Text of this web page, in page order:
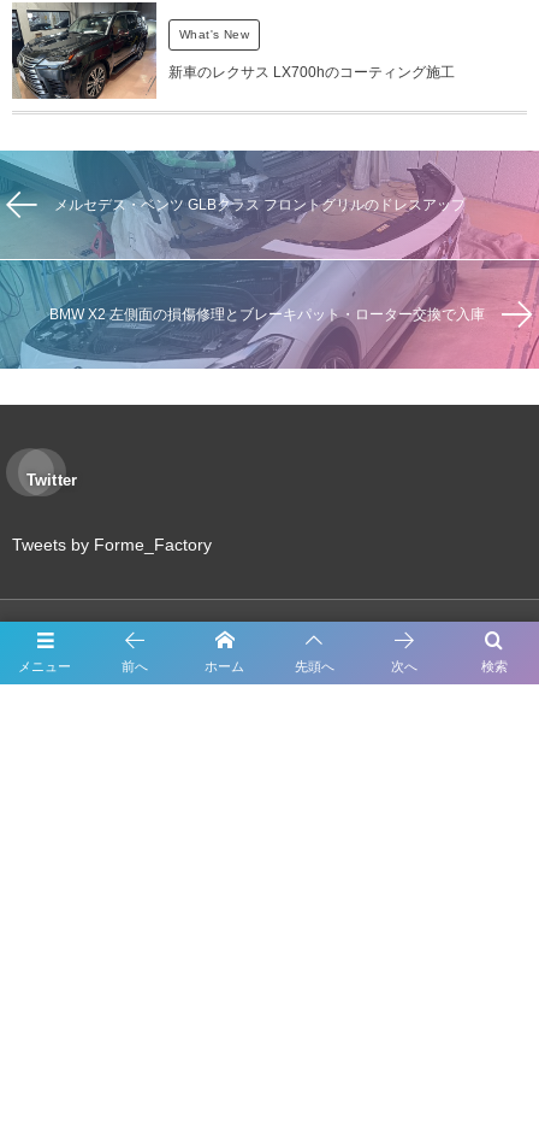
What's New
新車のレクサス LX700hのコーティング施工
メルセデス・ベンツ GLBクラス フロントグリルのドレスアップ
BMW X2 左側面の損傷修理とブレーキパット・ローター交換で入庫
Twitter
Tweets by Forme_Factory
Inspection
メニュー 検索
前へ ホーム 先頭へ 次へ